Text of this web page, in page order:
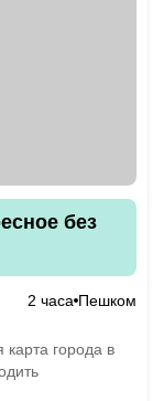
без
2 часа Пешком
карта города в